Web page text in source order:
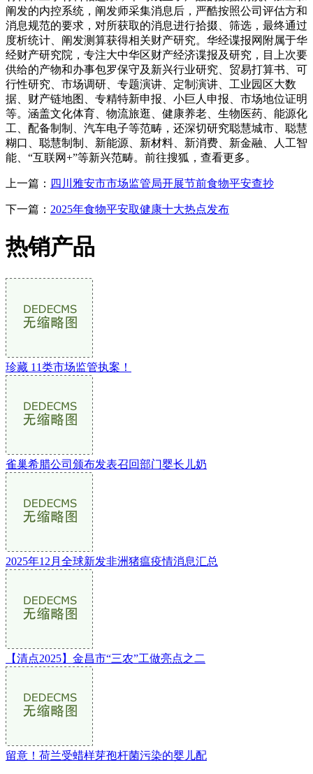
阐发的内控系统，阐发师采集消息后，严酷按照公司评估方和
消息规范的要求，对所获取的消息进行拾掇、筛选，最终通过
度析统计、阐发测算获得相关财产研究。华经谍报网附属于华
经财产研究院，专注大中华区财产经济谍报及研究，目上次要
供给的产物和办事包罗保守及新兴行业研究、贸易打算书、可
行性研究、市场调研、专题演讲、定制演讲、工业园区大数
据、财产链地图、专精特新申报、小巨人申报、市场地位证明
等。涵盖文化体育、物流旅逛、健康养老、生物医药、能源化
工、配备制制、汽车电子等范畴，还深切研究聪慧城市、聪慧
糊口、聪慧制制、新能源、新材料、新消费、新金融、人工智
能、“互联网+”等新兴范畴。前往搜狐，查看更多。
上一篇： 四川雅安市市场监管局开展节前食物平安查抄
下一篇： 2025年食物平安取健康十大热点发布
热销产品
珍藏 11类市场监管执案！
雀巢希腊公司颁布发表召回部门婴长儿奶
2025年12月全球新发非洲猪瘟疫情消息汇总
【清点2025】金昌市“三农”工做亮点之二
留意！荷兰受蜡样芽孢杆菌污染的婴儿配